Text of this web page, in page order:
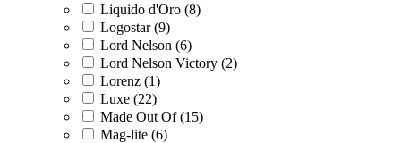
Liquido d'Oro (8)
Logostar (9)
Lord Nelson (6)
Lord Nelson Victory (2)
Lorenz (1)
Luxe (22)
Made Out Of (15)
Mag-lite (6)